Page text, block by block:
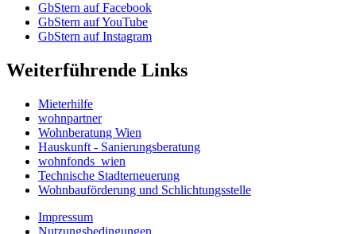
GbStern auf Facebook
GbStern auf YouTube
GbStern auf Instagram
Weiterführende Links
Mieterhilfe
wohnpartner
Wohnberatung Wien
Hauskunft - Sanierungsberatung
wohnfonds_wien
Technische Stadterneuerung
Wohnbauförderung und Schlichtungsstelle
Impressum
Nutzungsbedingungen